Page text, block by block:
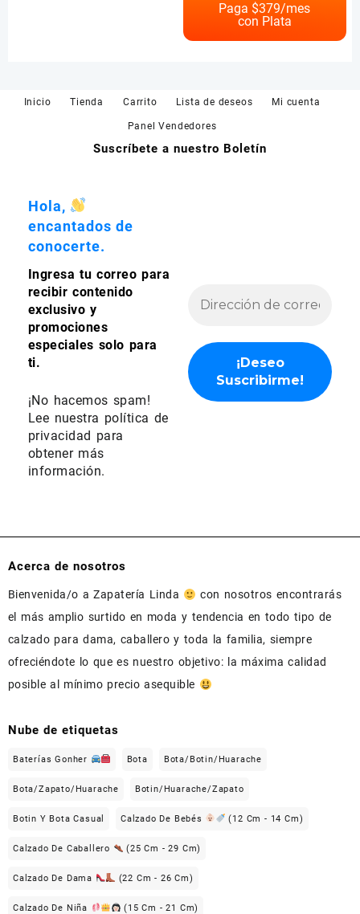
múltiples
variantes.
elegir
página
Paga $379/mes
con Plata
Inicio Tienda Carrito Lista de deseos Mi cuenta
Panel Vendedores
Suscríbete a nuestro Boletín
Hola,
encantados de
conocerte.
Ingresa tu correo para
recibir contenido
exclusivo y
promociones
especiales solo para
ti.
¡No hacemos spam!
Lee nuestra política de
privacidad para
obtener más
información.
Acerca de nosotros
Bienvenida/o a Zapatería Linda
con nosotros encontrarás
el más amplio surtido en moda y tendencia en todo tipo de
calzado para dama, caballero y toda la familia, siempre
ofreciéndote lo que es nuestro objetivo: la máxima calidad
posible al mínimo precio asequible
Nube de etiquetas
Baterías Gonher Bota Bota/Botin/Huarache
Bota/Zapato/Huarache Botin/Huarache/Zapato
Botin Y Bota Casual Calzado De Bebés (12 Cm - 14 Cm)
Calzado De Caballero (25 Cm - 29 Cm)
Calzado De Dama (22 Cm - 26 Cm)
Calzado De Niña (15 Cm - 21 Cm)